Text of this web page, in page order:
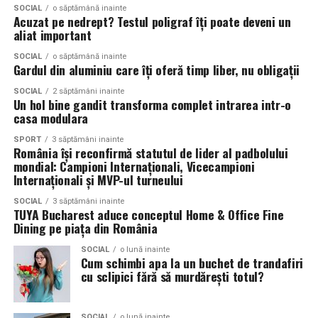
Această flexibilitate simplifică procesul și oferă confort,
mai ales în cazul proiectelor complexe sau al
Mobilier personalizat fără limite
– la NCH Mob nu există „nu se
poate”
Deschiderea către inovație este un principiu de bază. În
cadrul NCH Mob, fiecare proiect este tratat individual,
iar soluțiile sunt adaptate în funcție de spațiu și cerințe.
Nu există răspunsul „nu se poate”. Există doar căutarea
unei variante tehnice mai bune.
Fie că este vorba despre:
un avantaj strategic.
In final, transparenta nu este doar o calitate dorita, ci o
necesitate. Pentru o firma de transport, ea inseamna
control, siguranta si directie clara — elemente esentiale
pentru performanta si crestere durabila.
completa, pura si fabricata conform celor mai stricte
standarde GMP, Life Protect poate insoti pe fiecare
dintre noi intr-o viata sanatoasa si indelungata.
Cum ajuta suplimentele in longevitate si bunastare
SOCIAL o săptămână inainte
Acuzat pe nedrept? Testul poligraf îţi poate deveni un
aliat important
SOCIAL o săptămână inainte
Gardul din aluminiu care îți oferă timp liber, nu obligații
SOCIAL 2 săptămâni inainte
Un hol bine gandit transforma complet intrarea intr-o
casa modulara
SPORT 3 săptămâni inainte
România își reconfirmă statutul de lider al padbolului
mondial: Campioni Internaționali, Vicecampioni
Internaționali și MVP-ul turneului
SOCIAL 3 săptămâni inainte
TUYA Bucharest aduce conceptul Home & Office Fine
Dining pe piața din România
SOCIAL o lună inainte
Cum schimbi apa la un buchet de trandafiri
cu sclipici fără să murdărești totul?